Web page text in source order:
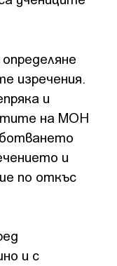
изречения.
и
на МОН
и
по откъс
и с